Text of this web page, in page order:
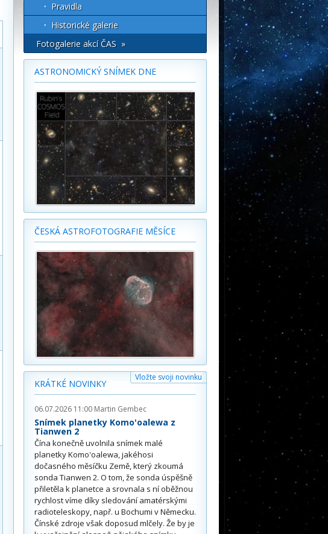
Pravidla
Historické galerie
Fotogalerie akcí ČAS »
ASTRONOMICKÝ SNÍMEK DNE
ČESKÁ ASTROFOTOGRAFIE MĚSÍCE
Vložte svoji novinku
KRÁTKÉ NOVINKY
06.07.2026 11:00 Martin Gembec
Snímek planetky Komo'oalewa z
Tianwen 2
Čína konečně uvolnila snímek malé
planetky Komo'oalewa, jakéhosi
dočasného měsíčku Země, který zkoumá
sonda Tianwen 2. O tom, že sonda úspěšně
přiletěla k planetce a srovnala s ní oběžnou
rychlost víme díky sledování amatérskými
radioteleskopy, např. u Bochumi v Německu.
Čínské zdroje však doposud mlčely. Že by je